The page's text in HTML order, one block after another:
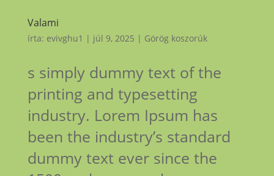
Valami
írta: evivghu1 | júl 9, 2025 | Görög koszorúk
s simply dummy text of the
printing and typesetting
industry. Lorem Ipsum has
been the industry’s standard
dummy text ever since the